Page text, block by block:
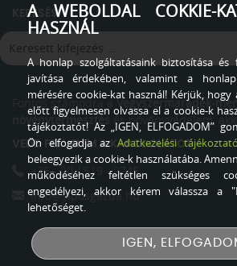
KERESÉS
Fontos számodra aVegyszermaradék-
növénytermesztés és növényvédelem,
VEDD FEL VELEM A KAPCSOLATOT
+36 - 20 / 519 - 2745
info@siposgazda.hu
A WEBOLDAL COKKIE-
HASZNÁL
A honlap szolgáltatásaink biztosítása és
javítása érdekében, valamint a
mérésére cookie-kat használ! Kérjük,
előtt figyelmesen olvassa el a cookie-k
tájékoztatót! Az „IGEN, ELFOGADOM”
Ön elfogadja azAdatkezelési tájékoztató
beleegyezik a cookie-k használatába.
működéséhez feltétlen szükséges
engedélyezi, akkor kérem válassza a
lehetőséget.
IGEN,